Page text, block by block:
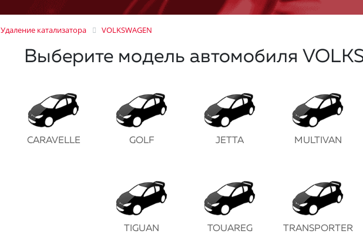
Удаление катализатора VOLKSWAGEN
Выберите модель автомобиля
CARAVELLE GOLF JETTA MULTIVAN
TIGUAN TOUAREG TRANSPORTER